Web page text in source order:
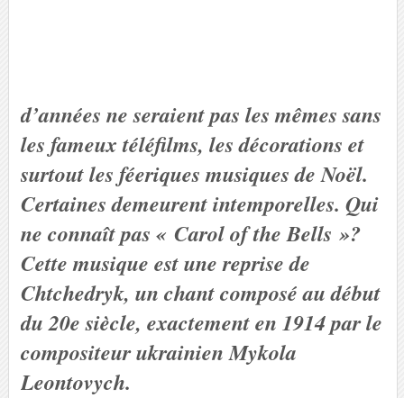
d’années ne seraient pas les mêmes sans
les fameux téléfilms, les décorations et
surtout les féeriques musiques de Noël.
Certaines demeurent intemporelles. Qui
ne connaît pas « Carol of the Bells »?
Cette musique est une reprise de
Chtchedryk, un chant composé au début
du 20e siècle, exactement en 1914 par le
compositeur ukrainien Mykola
Leontovych.